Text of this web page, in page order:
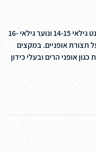
במקצי ילדים.ות גילאי 10-13, סופר ספרינט גילאי 14-15 ונוער גילאי 16-
תצורת אופניים. במקצים
אופני הרים ובעלי כידון